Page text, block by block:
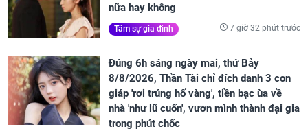
nữa hay không
Tâm sự gia đình 7 giờ 32 phút trước
Đúng 6h sáng ngày mai, thứ Bảy
8/8/2026, Thần Tài chỉ đích danh 3 con
giáp 'rơi trúng hố vàng', tiền bạc ùa về
nhà 'như lũ cuốn', vươn mình thành đại gia
trong phút chốc